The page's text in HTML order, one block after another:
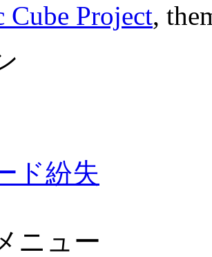
Cube Project,
ド紛失
ニュー